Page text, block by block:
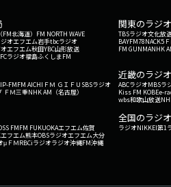
北海道） FM NORTH WAVE
オエフエム岩手tbcラジオ
エフエム秋田YBC山形放送
ラジオ福島ふくしまFM
関東のラジ
TBSラジオ文化放
BAYFM78NACK5
FM GUNMANHK
FMFM AICHI ＦＭ ＧＩＦＵ SBSラジオ
ＦＭ三重NHK AM（名古屋）
近畿のラジ
ABCラジオMBSラ
Kiss FM KOBEe-
wbs和歌山放送
FMFM FUKUOKAエフエム佐賀
フエム熊本OBSラジオエフエム大分
μＦＭRBCiラジオラジオ沖縄FM沖縄
全国のラジ
ラジオNIKKEI第1